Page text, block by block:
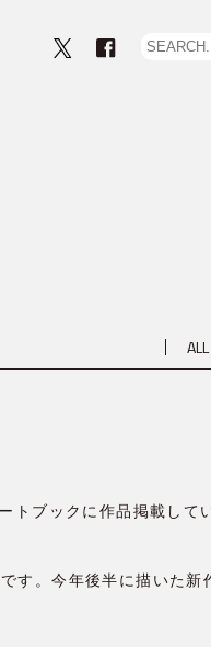
ALL
ブックに作品掲載して
す。今年後半に描いた新